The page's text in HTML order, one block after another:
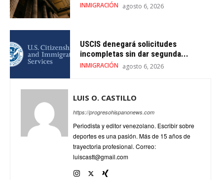
INMIGRACIÓN agosto 6, 2026
USCIS denegará solicitudes
incompletas sin dar segunda...
INMIGRACIÓN agosto 6, 2026
LUIS O. CASTILLO
https://progresohispanonews.com
Periodista y editor venezolano. Escribir sobre
deportes es una pasión. Más de 15 años de
trayectoria profesional. Correo:
luiscastt@gmail.com